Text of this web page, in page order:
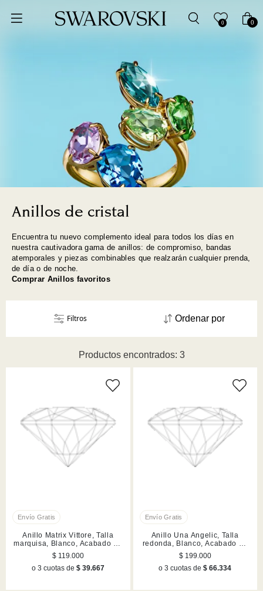
0 0
Anillos de cristal
Encuentra tu nuevo complemento ideal para todos los días en
nuestra cautivadora gama de anillos: de compromiso, bandas
atemporales y piezas combinables que realzarán cualquier prenda,
de día o de noche.
Comprar Anillos favoritos
Productos encontrados: 3
Ordenar por
Ordenar por
Fecha de lanzamiento
Mejor descuento
Filtros
Anillo Matrix Vittore, Talla
marquisa, Blanco, Acabado en
tono oro rosa
$ 119.000
o 3 cuotas de $ 39.667
Anillo Una Angelic, Talla
redonda, Blanco, Acabado en
rodio
$ 199.000
o 3 cuotas de$ 66.334